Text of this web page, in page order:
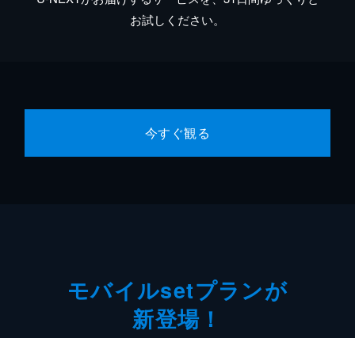
お試しください。
今すぐ観る
モバイルsetプランが
新登場！